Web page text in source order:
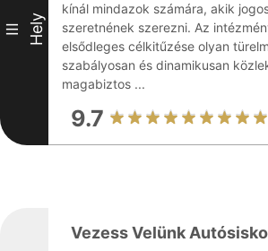
III Hely
kínál mindazok számára, akik
szeretnének szerezni. Az
elsődleges célkitűzése olyan
szabályosan és dinamikusan
magabiztos ...
9.7
Vezess Velünk